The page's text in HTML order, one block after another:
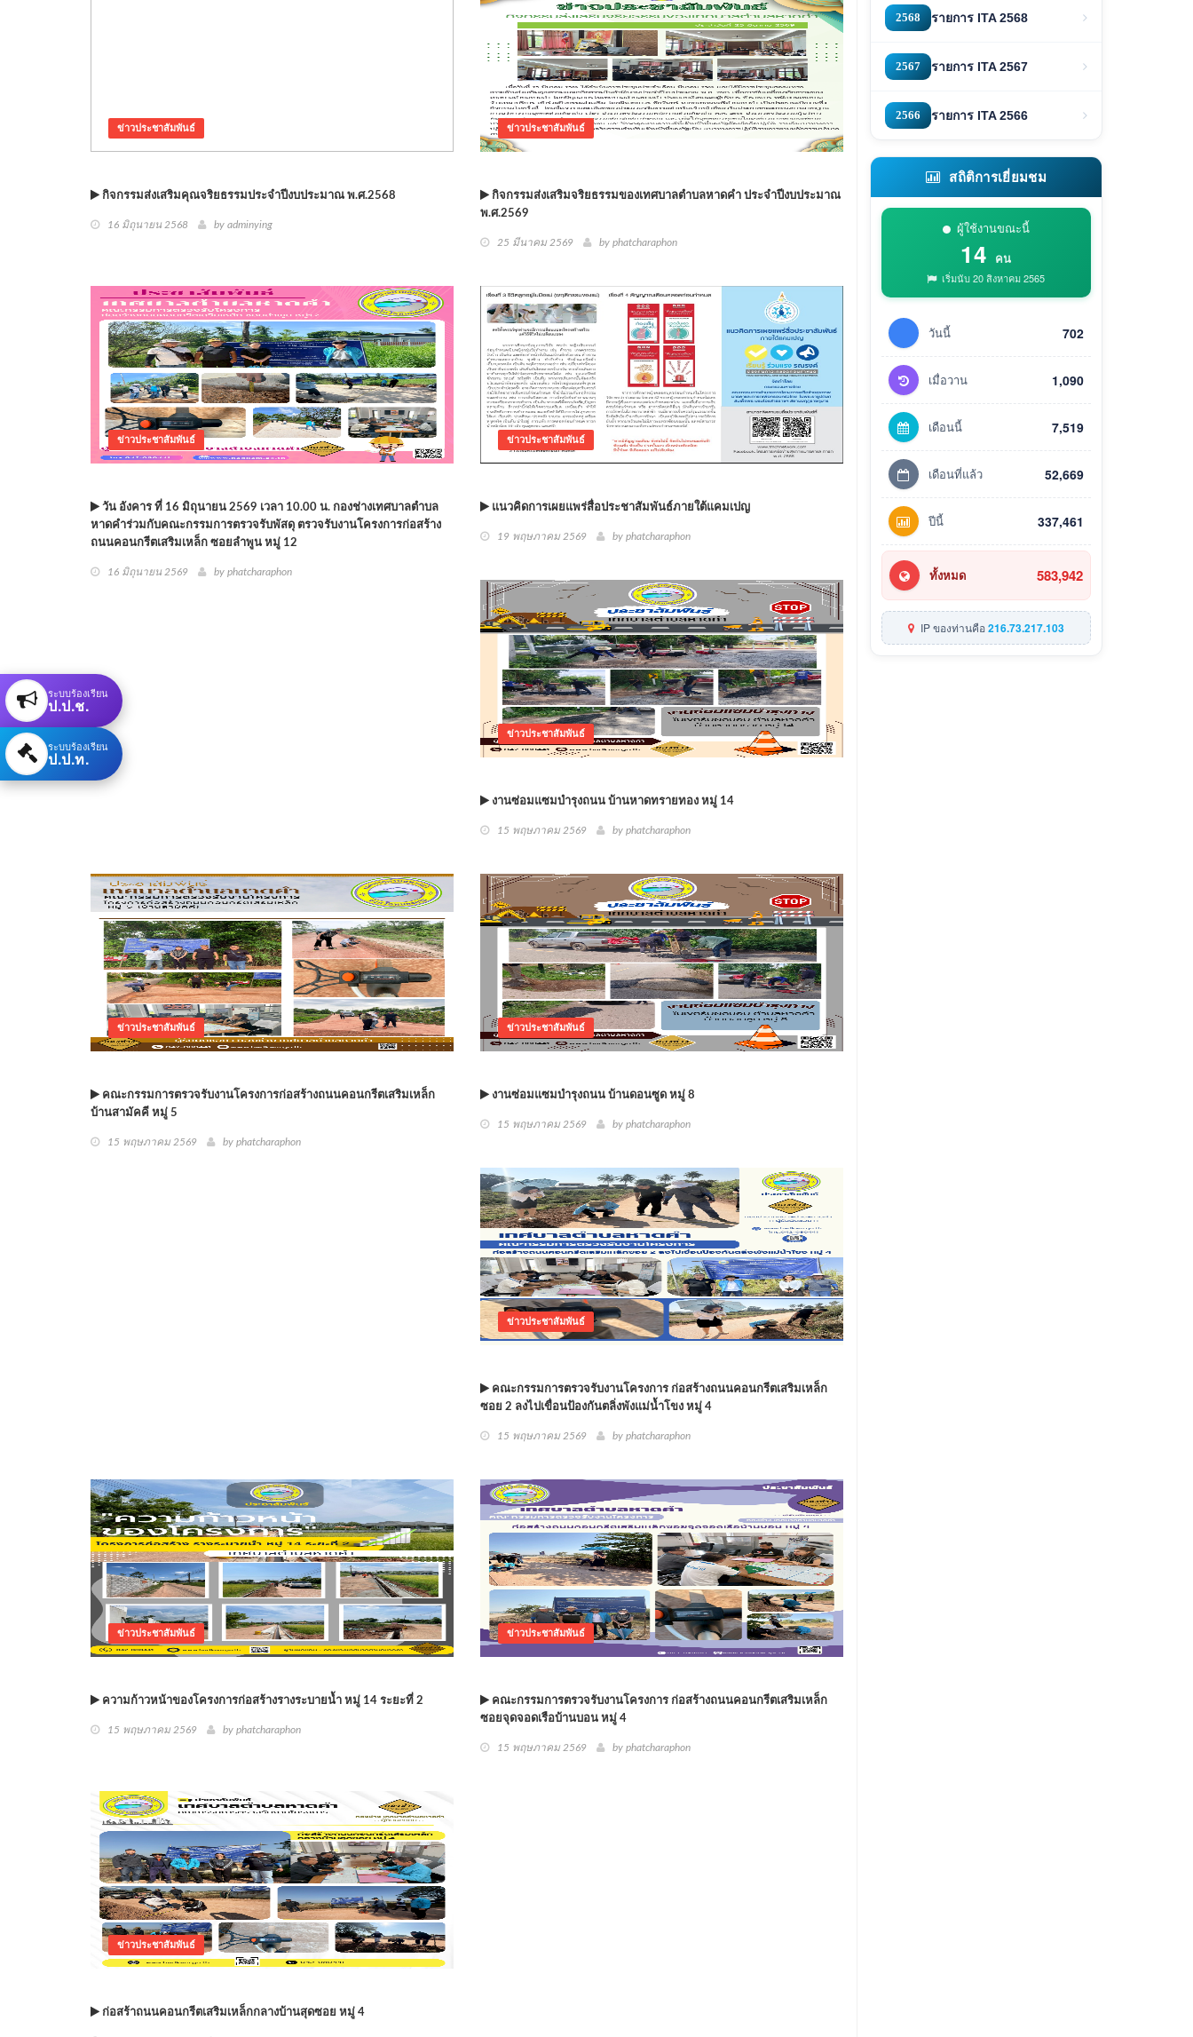
ข่าวประชาสัมพันธ์
กิจกรรมส่งเสริมคุณจริยธรรมประจำปีงบประมาณ พ.ศ.2568
16 มิถุนายน 2568 by adminying
ข่าวประชาสัมพันธ์
กิจกรรมส่งเสริมจริยธรรมของเทศบาลตำบลหาดคำ ประจำปีงบประมาณ
พ.ศ.2569
25 มีนาคม 2569 by phatcharaphon
ข่าวประชาสัมพันธ์
วัน อังคาร ที่ 16 มิถุนายน 2569 เวลา 10.00 น. กองช่างเทศบาลตำบล
หาดคำร่วมกับคณะกรรมการตรวจรับพัสดุ ตรวจรับงานโครงการก่อสร้าง
ถนนคอนกรีตเสริมเหล็ก ซอยลำพูน หมู่ 12
16 มิถุนายน 2569 by phatcharaphon
ข่าวประชาสัมพันธ์
แนวคิดการเผยแพร่สื่อประชาสัมพันธ์ภายใต้แคมเปญ
19 พฤษภาคม 2569 by phatcharaphon
ข่าวประชาสัมพันธ์
งานซ่อมแซมบำรุงถนน บ้านหาดทรายทอง หมู่ 14
15 พฤษภาคม 2569 by phatcharaphon
ข่าวประชาสัมพันธ์
คณะกรรมการตรวจรับงานโครงการก่อสร้างถนนคอนกรีตเสริมเหล็ก
บ้านสามัคคี หมู่ 5
15 พฤษภาคม 2569 by phatcharaphon
ข่าวประชาสัมพันธ์
งานซ่อมแซมบำรุงถนน บ้านดอนซูด หมู่ 8
15 พฤษภาคม 2569 by phatcharaphon
ข่าวประชาสัมพันธ์
คณะกรรมการตรวจรับงานโครงการ ก่อสร้างถนนคอนกรีตเสริมเหล็ก
ซอย 2 ลงไปเขื่อนป้องกันตลิ่งพังแม่น้ำโขง หมู่ 4
15 พฤษภาคม 2569 by phatcharaphon
ข่าวประชาสัมพันธ์
ความก้าวหน้าของโครงการก่อสร้างรางระบายน้ำ หมู่ 14 ระยะที่ 2
15 พฤษภาคม 2569 by phatcharaphon
ข่าวประชาสัมพันธ์
คณะกรรมการตรวจรับงานโครงการ ก่อสร้างถนนคอนกรีตเสริมเหล็ก
ซอยจุดจอดเรือบ้านบอน หมู่ 4
15 พฤษภาคม 2569 by phatcharaphon
ข่าวประชาสัมพันธ์
ก่อสร้าถนนคอนกรีตเสริมเหล็กกลางบ้านสุดซอย หมู่ 4
2568 รายการ ITA 2568
2567 รายการ ITA 2567
2566 รายการ ITA 2566
สถิติการเยี่ยมชม
ผู้ใช้งานขณะนี้
14 คน
เริ่มนับ 20 สิงหาคม 2565
วันนี้ 702
เมื่อวาน 1,090
เดือนนี้ 7,519
เดือนที่แล้ว 52,669
ปีนี้ 337,461
ทั้งหมด 583,942
IP ของท่านคือ216.73.217.103
ระบบร้องเรียน
ป.ป.ช.
ระบบร้องเรียน
ป.ป.ท.